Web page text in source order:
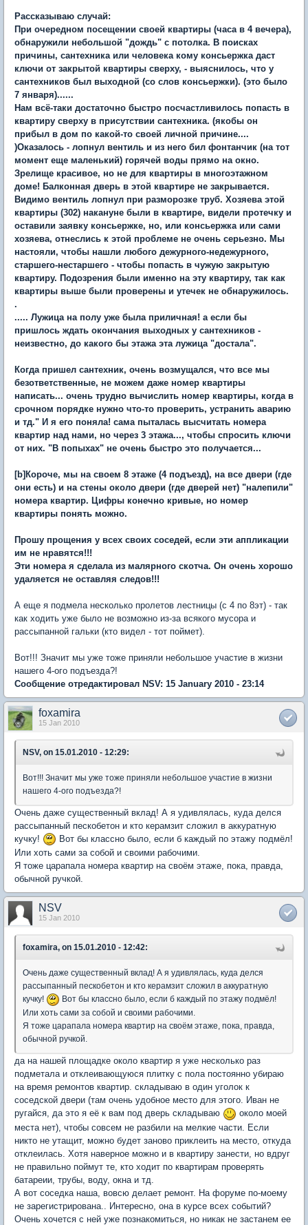
Рассказываю случай:
При очередном посещении своей квартиры (часа в 4 вечера),
обнаружили небольшой "дождь" с потолка. В поисках
причины, сантехника или человека кому консьержка даст
ключи от закрытой квартиры сверху, - выяснилось, что у
сантехников был выходной (со слов консьержки). (это было
7 января)......
Нам всё-таки достаточно быстро посчастливилось попасть в
квартиру сверху в присутствии сантехника. (якобы он
прибыл в дом по какой-то своей личной причине....
)Оказалось - лопнул вентиль и из него бил фонтанчик (на тот
момент еще маленький) горячей воды прямо на окно.
Зрелище красивое, но не для квартиры в многоэтажном
доме! Балконная дверь в этой квартире не закрывается.
Видимо вентиль лопнул при разморозке труб. Хозяева этой
квартиры (302) накануне были в квартире, видели протечку и
оставили заявку консьержке, но, или консьержка или сами
хозяева, отнеслись к этой проблеме не очень серьезно. Мы
настояли, чтобы нашли любого дежурного-недежурного,
старшего-нестаршего - чтобы попасть в чужую закрытую
квартиру. Подозрения были именно на эту квартиру, так как
квартиры выше были проверены и утечек не обнаружилось.
.
..... Лужица на полу уже была приличная! а если бы
пришлось ждать окончания выходных у сантехников -
неизвестно, до какого бы этажа эта лужица "достала".
Когда пришел сантехник, очень возмущался, что все мы
безответственные, не можем даже номер квартиры
написать... очень трудно вычислить номер квартиры, когда в
срочном порядке нужно что-то проверить, устранить аварию
и тд." И я его поняла! сама пыталась высчитать номера
квартир над нами, но через 3 этажа..., чтобы спросить ключи
от них. "В попыхах" не очень быстро это получается...
[b]Короче, мы на своем 8 этаже (4 подъезд), на все двери (где
они есть) и на стены около двери (где дверей нет) "налепили"
номера квартир. Цифры конечно кривые, но номер
квартиры понять можно.
Прошу прощения у всех своих соседей, если эти аппликации
им не нравятся!!!
Эти номера я сделала из малярного скотча. Он очень хорошо
удаляется не оставляя следов!!!
А еще я подмела несколько пролетов лестницы (с 4 по 8эт) - так
как ходить уже было не возможно из-за всякого мусора и
рассыпанной гальки (кто видел - тот поймет).
Вот!!! Значит мы уже тоже приняли небольшое участие в жизни
нашего 4-ого подъезда?!
Сообщение отредактировал NSV: 15 January 2010 - 23:14
foxamira
15 Jan 2010
NSV, on 15.01.2010 - 12:29:
Вот!!! Значит мы уже тоже приняли небольшое участие в жизни
нашего 4-ого подъезда?!
Очень даже существенный вклад! А я удивлялась, куда делся
рассыпанный пескобетон и кто керамзит сложил в аккуратную
кучку!
Вот бы классно было, если б каждый по этажу подмёл!
Или хоть сами за собой и своими рабочими.
Я тоже царапала номера квартир на своём этаже, пока, правда,
обычной ручкой.
NSV
15 Jan 2010
foxamira, on 15.01.2010 - 12:42:
Очень даже существенный вклад! А я удивлялась, куда делся
рассыпанный пескобетон и кто керамзит сложил в аккуратную
кучку!
Вот бы классно было, если б каждый по этажу подмёл!
Или хоть сами за собой и своими рабочими.
Я тоже царапала номера квартир на своём этаже, пока, правда,
обычной ручкой.
да на нашей площадке около квартир я уже несколько раз
подметала и отклеивающуюся плитку с пола постоянно убираю
на время ремонтов квартир. складываю в один уголок к
соседской двери (там очень удобное место для этого. Иван не
ругайся, да это я её к вам под дверь складываю
около моей
места нет), чтобы совсем не разбили на мелкие части. Если
никто не утащит, можно будет заново приклеить на место, откуда
отклеилась. Хотя наверное можно и в квартиру занести, но вдруг
не правильно поймут те, кто ходит по квартирам проверять
батареии, трубы, воду, окна и тд.
А вот соседка наша, вовсю делает ремонт. На форуме по-моему
не зарегистрирована.. Интересно, она в курсе всех событий?
Очень хочется с ней уже познакомиться, но никак не застанем ее